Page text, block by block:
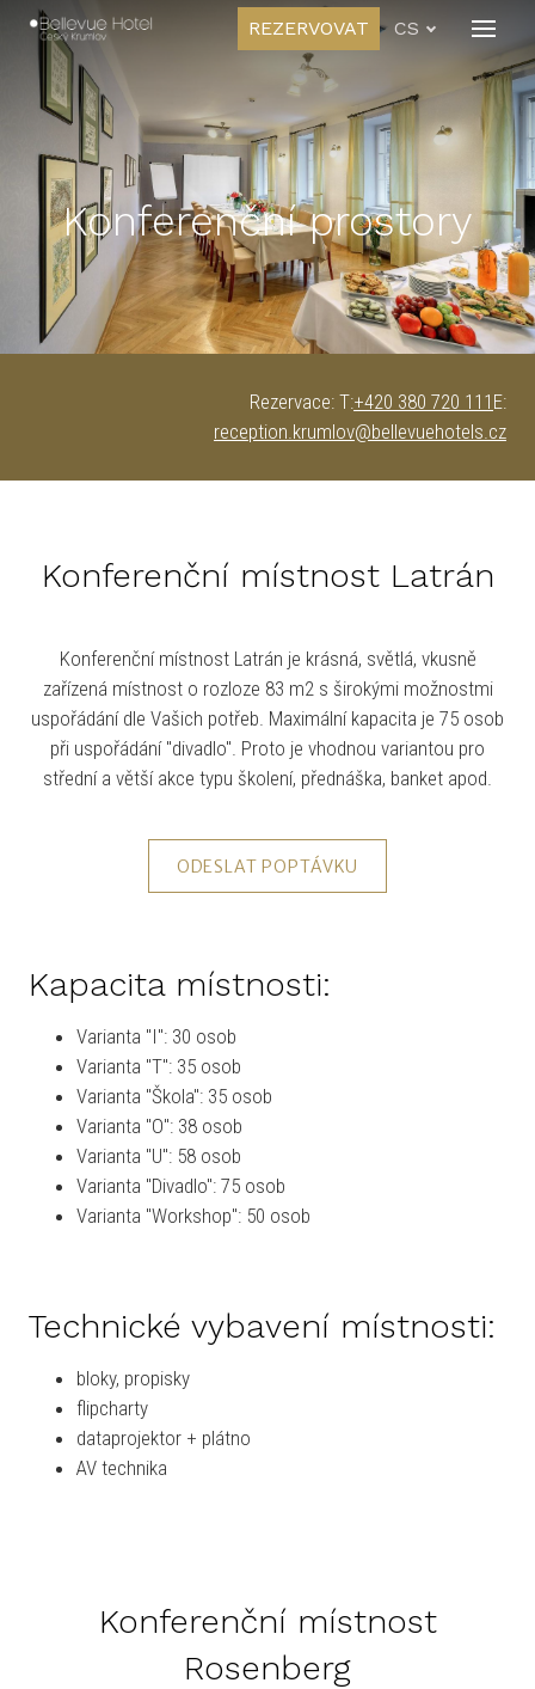
Menu
REZERVOVAT CS
O
Konferenční prostory
Rezervace: T:+420 380 720 111 E:
reception.krumlov@bellevuehotels.cz
Konferenční místnost Latrán
Konferenční místnost Latrán je krásná, světlá, vkusně
zařízená místnost o rozloze 83 m2 s širokými možnostmi
uspořádání dle Vašich potřeb. Maximální kapacita je 75 osob
při uspořádání "divadlo". Proto je vhodnou variantou pro
střední a větší akce typu školení, přednáška, banket apod.
ODESLAT POPTÁVKU
Kapacita místnosti:
Varianta "I": 30 osob
Varianta "T": 35 osob
Varianta "Škola": 35 osob
Varianta "O": 38 osob
Varianta "U": 58 osob
Varianta "Divadlo": 75 osob
Varianta "Workshop": 50 osob
Technické vybavení místnosti:
bloky, propisky
flipcharty
dataprojektor + plátno
AV technika
Konferenční místnost
Rosenberg